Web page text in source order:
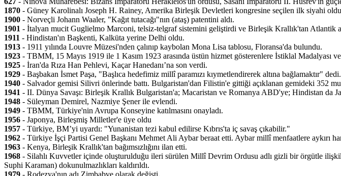
1870 - Güney Karolinalı Joseph H. Rainey, Amerika Birleşik Devletleri kongresine seçilen ilk siyahi
1900 - Norveçli Johann Waaler, "Kağıt tutacağı"nın (ataş) patentini aldı.
1901 - İtalyan mucit Guglielmo Marconi, telsiz-telgraf sistemini geliştirdi ve Birleşik Krallık'tan Atlantik
1911 - Hindistan'ın Başkenti, Kalküta yerine Delhi oldu.
1913 - 1911 yılında Louvre Müzesi'nden çalınıp kaybolan Mona Lisa tablosu, Floransa'da bulundu.
1923 - TBMM, 15 Mayıs 1919 ile 1 Kasım 1923 arasında üstün hizmet gösterenlere İstiklal Madalyası
1925 - İran'da Rıza Han Pehlevi, Kaçar Hanedanı’na son verdi.
1929 - Başbakan İsmet Paşa, "Başlıca hedefimiz millî paramızı kıymetlendirerek altına bağlamaktır" dedi.
1940 - Salvador gemisi Silivri önlerinde battı. Bulgaristan'dan Filistin'e gittiği açıklanan gemideki 352
1941 - II. Dünya Savaşı: Birleşik Krallık Bulgaristan'a; Macaristan ve Romanya ABD'ye; Hindistan da
1948 - Süleyman Demirel, Nazmiye Şener ile evlendi.
1949 - TBMM, Türkiye'nin Avrupa Konseyine katılmasını onayladı.
1956 - Japonya, Birleşmiş Milletler'e üye oldu
1957 - Türkiye, BM’yi uyardı: "Yunanistan tezi kabul edilirse Kıbrıs'ta iç savaş çıkabilir."
1962 - Türkiye İşçi Partisi Genel Başkanı Mehmet Ali Aybar beraat etti. Aybar millî menfaatlere aykırı
1963 - Kenya, Birleşik Krallık'tan bağımsızlığını ilan etti.
1968 - Silahlı Kuvvetler içinde oluşturulduğu ileri sürülen Millî Devrim Ordusu adlı gizli bir örgütle
Suphi Karaman) dokunulmazlıkları kaldırıldı.
1979 - Rodezya'nın adı Zimbabve olarak değişti.